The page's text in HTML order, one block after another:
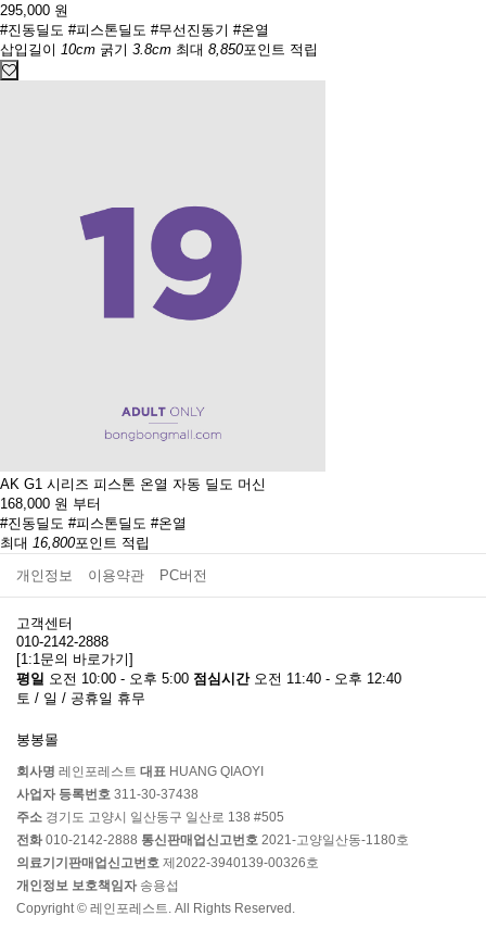
295,000 원
#진동딜도 #피스톤딜도 #무선진동기 #온열
삽입길이 10cm 굵기 3.8cm 최대 8,850포인트 적립
AK G1 시리즈 피스톤 온열 자동 딜도 머신
168,000 원 부터
#진동딜도 #피스톤딜도 #온열
최대 16,800포인트 적립
개인정보
이용약관 PC버전
고객센터
010-2142-2888
[1:1문의 바로가기]
평일 오전 10:00 - 오후 5:00 점심시간오전 11:40 - 오후 12:40
토 / 일 / 공휴일 휴무
봉봉몰
회사명 레인포레스트 대표 HUANG QIAOYI
사업자 등록번호 311-30-37438
주소 경기도 고양시 일산동구 일산로 138 #505
전화 010-2142-2888 통신판매업신고번호 2021-고양일산동-1180호
의료기기판매업신고번호 제2022-3940139-00326호
개인정보 보호책임자 송용섭
Copyright © 레인포레스트. All Rights Reserved.